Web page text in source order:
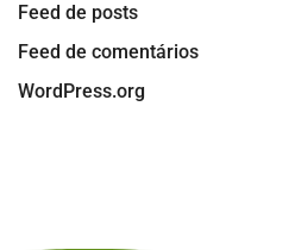
Feed de posts
Feed de comentários
WordPress.org